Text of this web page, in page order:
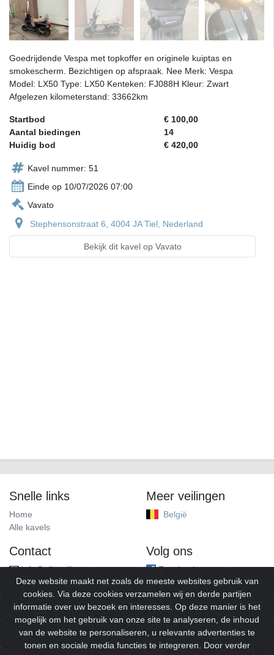
Goedrijdende Vespa met topkoffer en originele kuiptas en
smokescherm. Bezichtigen op afspraak. Nee Merk: Vespa
Model: LX50 Type: LX50 Kenteken: FJ088H Kleur: Zwart
Afgelezen kilometerstand: 33662km
Startbod
€ 100,00
Aantal biedingen
14
Huidig bod
€ 420,00
Kavel nummer: 51
Einde op 10/07/2026 07:00
Vavato
Stephensonstraat 6, 4004 JA Tiel, Nederland
Bekijk dit kavel op Vavato
Snelle links
Home
Alle kavels
Meer veilingen
België
Contact
info@alleveilingen.net
Volg ons
Facebook
Deze website maakt net zoals de meeste websites gebruik van
cookies. Via deze cookies verzamelen wij en derde partijen
informatie over uw bezoek en interesses. Op deze manier is het
mogelijk om het gebruik van onze site te analyseren, de inhoud
van de website te personaliseren, u relevante advertenties te
tonen en sociale media functies te integreren. Door verder